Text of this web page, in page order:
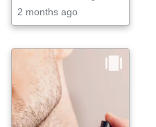
2 months ago